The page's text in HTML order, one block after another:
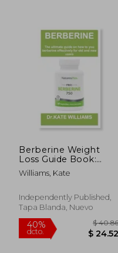
Berberine Weight
Loss Guide Book:
Berberine for weight
loss: the ultimate
on how to use it,
possible risks and
Inglés)
Williams, Kate
Independently Published,
Tapa Blanda, Nuevo